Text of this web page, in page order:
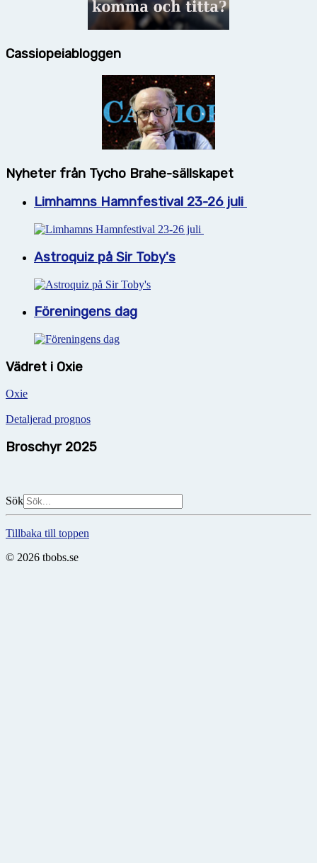
Cassiopeiabloggen
Nyheter från Tycho Brahe-sällskapet
Limhamns Hamnfestival 23-26 juli
Astroquiz på Sir Toby's
Föreningens dag
Vädret i Oxie
Oxie
Detaljerad prognos
Broschyr 2025
Sök
Tillbaka till toppen
© 2026 tbobs.se